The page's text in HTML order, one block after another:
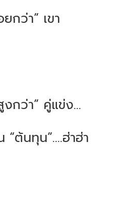
กว่า” เขา
กว่า” คู่แข่ง...
ต้นทุน”....ฮ่าฮ่า